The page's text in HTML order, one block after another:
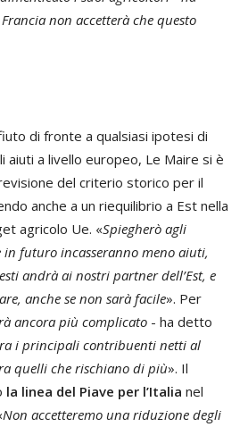
non accetterà che questo
di fronte a qualsiasi ipotesi di
aiuti a livello europeo, Le Maire si è
del criterio storico per il
anche a un riequilibrio a Est nella
agricolo Ue. «Spiegherò agli
futuro incasseranno meno aiuti,
andrà ai nostri partner dell’Est, e
anche se non sarà facile». Per
ancora più complicato - ha detto
i principali contribuenti netti al
quelli che rischiano di più». Il
la linea del Piave per l’Italia nel
Non accetteremo una riduzione degli